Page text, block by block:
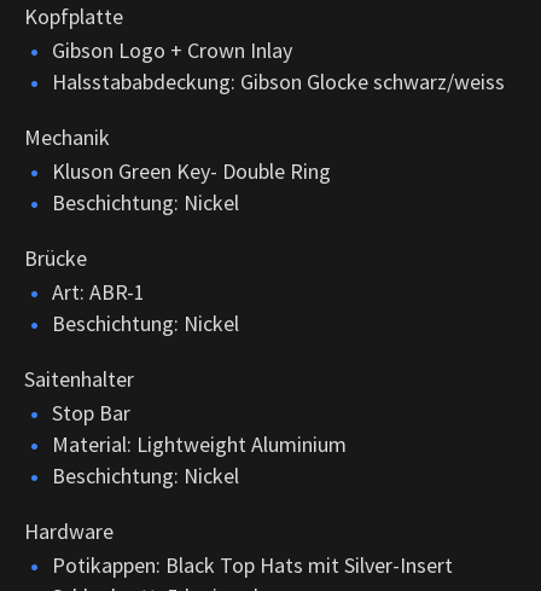
Kopfplatte
Gibson Logo + Crown Inlay
Halsstababdeckung: Gibson Glocke schwarz/weiss
Mechanik
Kluson Green Key- Double Ring
Beschichtung: Nickel
Brücke
Art: ABR-1
Beschichtung: Nickel
Saitenhalter
Stop Bar
Material: Lightweight Aluminium
Beschichtung: Nickel
Hardware
Potikappen: Black Top Hats mit Silver-Insert